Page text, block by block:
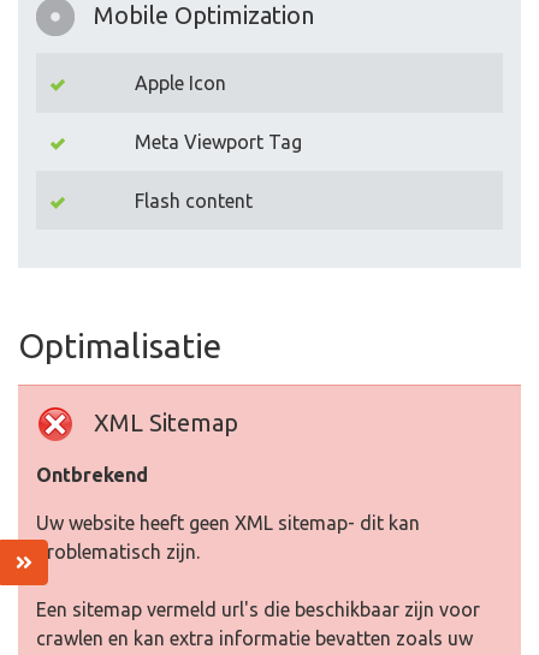
Mobile Optimization
Apple Icon
Meta Viewport Tag
Flash content
Optimalisatie
XML Sitemap
Ontbrekend
Uw website heeft geen XML sitemap- dit kan
problematisch zijn.
Een sitemap vermeld url's die beschikbaar zijn voor
crawlen en kan extra informatie bevatten zoals uw